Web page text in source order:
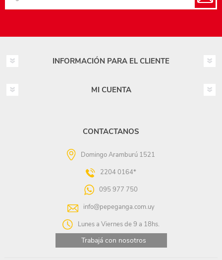
INFORMACIÓN PARA EL CLIENTE
MI CUENTA
CONTACTANOS
Domingo Aramburú 1521
2204 0164*
095 977 750
info@pepeganga.com.uy
Lunes a Viernes de 9 a 18hs.
Trabajá con nosotros